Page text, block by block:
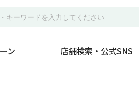
ン 店舗検索・公式SNS